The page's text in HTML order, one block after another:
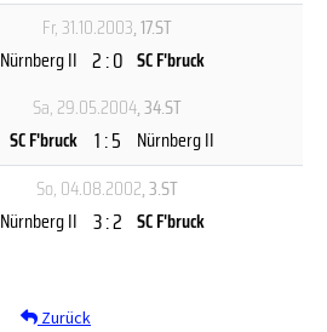
Fr, 31.10.2003, 17.ST
Nürnberg II 2 : 0 SC F'bruck
Sa, 29.05.2004, 34.ST
SC F'bruck 1 : 5 Nürnberg II
So, 04.08.2002, 3.ST
Nürnberg II 3 : 2 SC F'bruck
Zurück